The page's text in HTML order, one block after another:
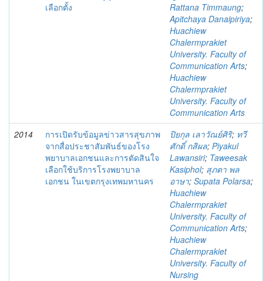
เลือกตั้ง
Rattana Timmaung;
Apitchaya Danaipiriya;
Huachiew
Chalermprakiet
University. Faculty of
Communication Arts;
Huachiew
Chalermprakiet
University. Faculty of
Communication Arts
2014
การเปิดรับข้อมูลข่าวสารสุขภาพ
จากสื่อประชาสัมพันธ์ของโรง
พยาบาลเอกชนและการตัดสินใจ
เลือกใช้บริการโรงพยาบาล
เอกชน ในเขตกรุงเทพมหานคร
ปิยกุล เลาวัณย์ศิริ; ทวี
ศักดิ์ กสิผล; Piyakul
Lawansiri; Taweesak
Kasiphol; สุภตา พล
อาษา; Supata Polarsa;
Huachiew
Chalermprakiet
University. Faculty of
Communication Arts;
Huachiew
Chalermprakiet
University. Faculty of
Nursing